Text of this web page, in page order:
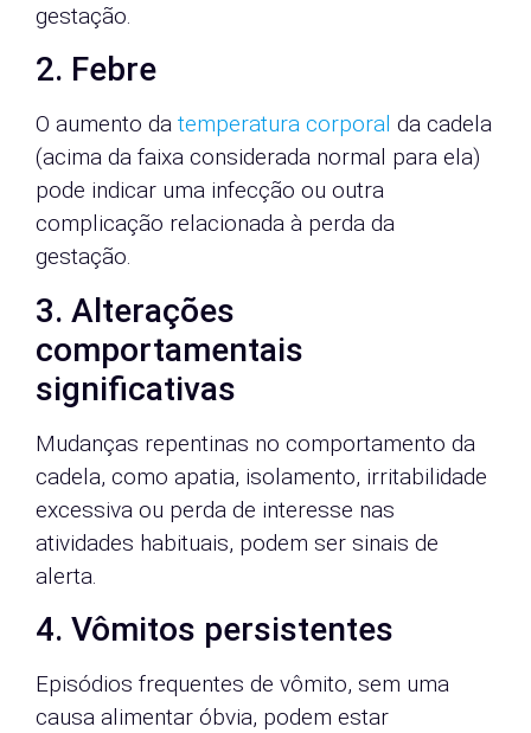
gestação.
2. Febre
O aumento da temperatura corporal da cadela
(acima da faixa considerada normal para ela)
pode indicar uma infecção ou outra
complicação relacionada à perda da
gestação.
3. Alterações
comportamentais
significativas
Mudanças repentinas no comportamento da
cadela, como apatia, isolamento, irritabilidade
excessiva ou perda de interesse nas
atividades habituais, podem ser sinais de
alerta.
4. Vômitos persistentes
Episódios frequentes de vômito, sem uma
causa alimentar óbvia, podem estar